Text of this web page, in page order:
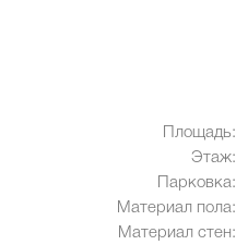
Площадь:
Этаж:
Парковка:
Материал пола:
Материал стен: